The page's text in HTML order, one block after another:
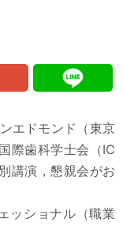
エドモンド（東京
際歯科学士会（IC
講演，懇親会がお
ッショナル（職業